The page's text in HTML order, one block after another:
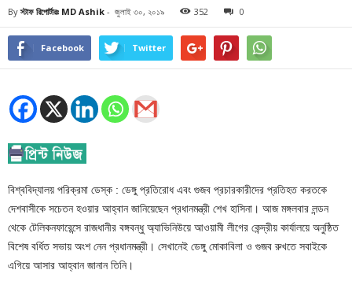
By স্টাফ রিপোর্টারঃ MD Ashik - জুলাই ৩০, ২০১৯ 352 0
Facebook Twitter
বিশ্ববিদ্যালয় পরিক্রমা ডেস্ক : ডেঙ্গু প্রতিরোধ এবং গুজব প্রচারকারীদের প্রতিহত করতকে
দেশবাসীকে সচেতন হওয়ার আহ্বান জানিয়েছেন প্রধানমন্ত্রী শেখ হাসিনা। আজ মঙ্গলবার লন্ডন
থেকে টেলিকনফারেন্সে রাজধানীর বঙ্গবন্ধু অ্যাভিনিউয়ে আওয়ামী লীগের কেন্দ্রীয় কার্যালয়ে অনুষ্ঠিত
বিশেষ বর্ধিত সভায় অংশ নেন প্রধানমন্ত্রী। সেখানেই ডেঙ্গু মোকাবিলা ও গুজব রুখতে সবাইকে
এগিয়ে আসার আহ্বান জানান তিনি।